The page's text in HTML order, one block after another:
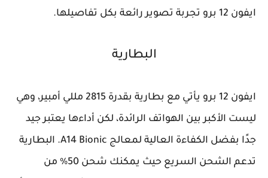
ايفون 12 برو تجربة تصوير رائعة بكل تفاصيلها.
البطارية
ايفون 12 برو يأتي مع بطارية بقدرة 2815 مللي أمبير، وهي
ليست الأكبر بين الهواتف الرائدة، لكن أداءها يعتبر جيد
جدًا بفضل الكفاءة العالية لمعالج A14 Bionic. البطارية
تدعم الشحن السريع حيث يمكنك شحن 50% من